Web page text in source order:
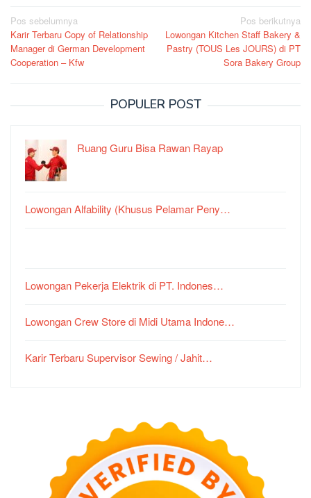
Navigasi
pos
Pos sebelumnya
Karir Terbaru Copy of Relationship
Manager di German Development
Cooperation – Kfw
Pos berikutnya
Lowongan Kitchen Staff Bakery &
Pastry (TOUS Les JOURS) di PT
Sora Bakery Group
POPULER POST
Ruang Guru Bisa Rawan Rayap
Lowongan Alfability (Khusus Pelamar Peny…
Lowongan Pekerja Elektrik di PT. Indones…
Lowongan Crew Store di Midi Utama Indone…
Karir Terbaru Supervisor Sewing / Jahit…